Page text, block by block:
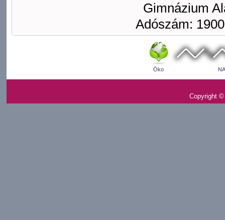
Gimnázium
Adószám:
Öko
Copyright